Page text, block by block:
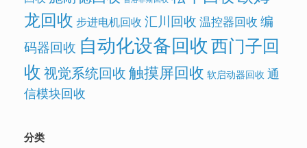
龙回收 步进电机回收 汇川回收 温控器回收 编
码器回收 自动化设备回收西门子回
收视觉系统回收触摸屏回收 软启动器回收 通
信模块回收
分类